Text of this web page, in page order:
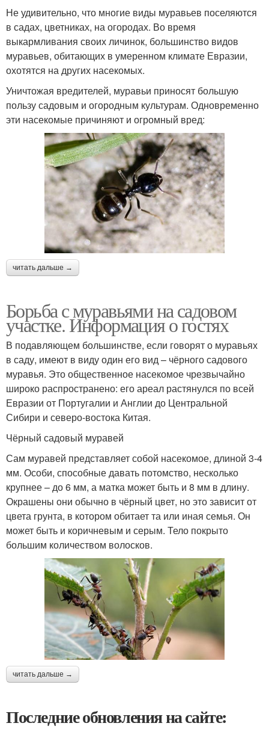
Не удивительно, что многие виды муравьев поселяются
в садах, цветниках, на огородах. Во время
выкармливания своих личинок, большинство видов
муравьев, обитающих в умеренном климате Евразии,
охотятся на других насекомых.
Уничтожая вредителей, муравьи приносят большую
пользу садовым и огородным культурам. Одновременно
эти насекомые причиняют и огромный вред:
читать дальше →
Борьба с муравьями на садовом
участке. Информация о гостях
В подавляющем большинстве, если говорят о муравьях
в саду, имеют в виду один его вид – чёрного садового
муравья. Это общественное насекомое чрезвычайно
широко распространено: его ареал растянулся по всей
Евразии от Португалии и Англии до Центральной
Сибири и северо-востока Китая.
Чёрный садовый муравей
Сам муравей представляет собой насекомое, длиной 3-4
мм. Особи, способные давать потомство, несколько
крупнее – до 6 мм, а матка может быть и 8 мм в длину.
Окрашены они обычно в чёрный цвет, но это зависит от
цвета грунта, в котором обитает та или иная семья. Он
может быть и коричневым и серым. Тело покрыто
большим количеством волосков.
читать дальше →
Последние обновления на сайте: